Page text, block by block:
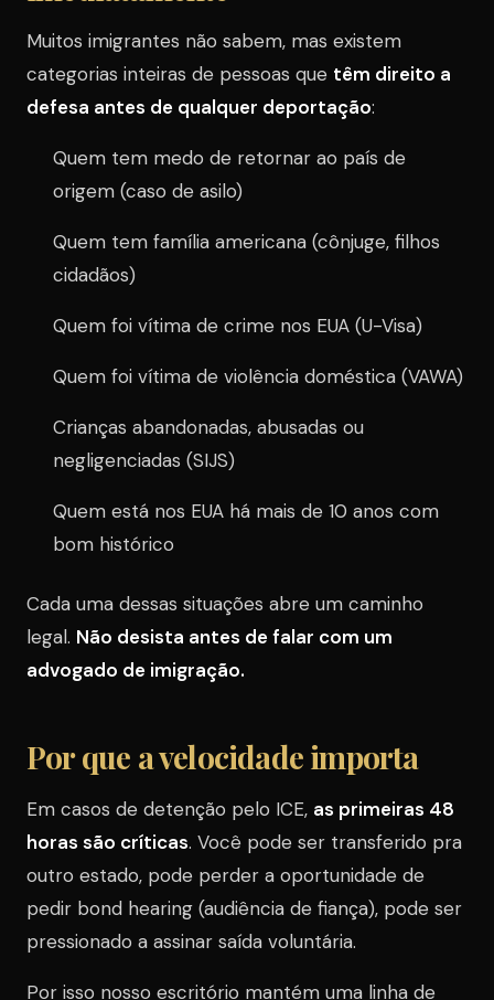
Muitos imigrantes não sabem, mas existem
categorias inteiras de pessoas que têm direito a
defesa antes de qualquer deportação:
Quem tem medo de retornar ao país de
origem (caso de asilo)
Quem tem família americana (cônjuge, filhos
cidadãos)
Quem foi vítima de crime nos EUA (U-Visa)
Quem foi vítima de violência doméstica (VAWA)
Crianças abandonadas, abusadas ou
negligenciadas (SIJS)
Quem está nos EUA há mais de 10 anos com
bom histórico
Cada uma dessas situações abre um caminho
legal. Não desista antes de falar com um
advogado de imigração.
Por que a velocidade importa
Em casos de detenção pelo ICE, as primeiras 48
horas são críticas. Você pode ser transferido pra
outro estado, pode perder a oportunidade de
pedir bond hearing (audiência de fiança), pode ser
pressionado a assinar saída voluntária.
Por isso nosso escritório mantém uma linha de